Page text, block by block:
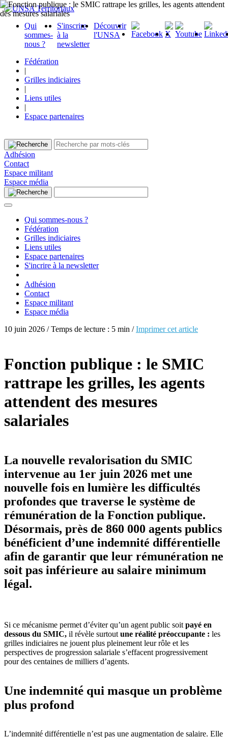
Qui
sommes-
nous ?
S'inscrire
à la
newsletter
Découvrir
l'UNSA
Fédération
|
Grilles indiciaires
|
Liens utiles
|
Espace partenaires
Adhésion
Contact
Espace militant
Espace média
Qui sommes-nous ?
Fédération
Grilles indiciaires
Liens utiles
Espace partenaires
S'incrire à la newsletter
Adhésion
Contact
Espace militant
Espace média
10 juin 2026 / Temps de lecture : 5 min /Imprimer cet article
Fonction publique : le SMIC
rattrape les grilles, les agents
attendent des mesures
salariales
La nouvelle revalorisation du SMIC
intervenue au 1er juin 2026 met une
nouvelle fois en lumière les difficultés
profondes que traverse le système de
rémunération de la Fonction publique.
Désormais, près de 860 000 agents publics
bénéficient d’une indemnité différentielle
afin de garantir que leur rémunération ne
soit pas inférieure au salaire minimum
légal.
Si ce mécanisme permet d’éviter qu’un agent public soit payé en
dessous du SMIC, il révèle surtout une réalité préoccupante : les
grilles indiciaires ne jouent plus pleinement leur rôle et les
perspectives de progression salariale s’effacent progressivement
pour des centaines de milliers d’agents.
Une indemnité qui masque un problème
plus profond
L’indemnité différentielle n’est pas une augmentation de salaire. Elle